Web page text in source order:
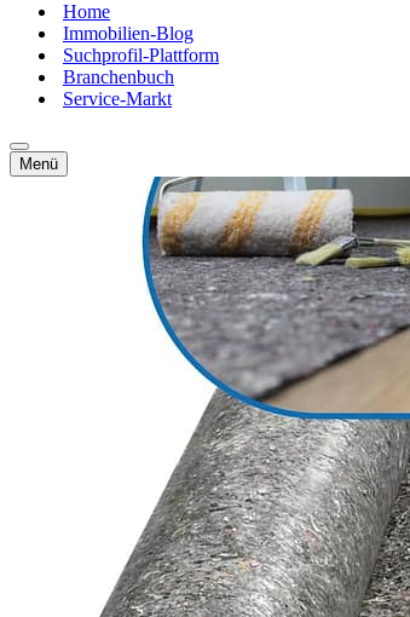
Home
Immobilien-Blog
Suchprofil-Plattform
Branchenbuch
Service-Markt
Navigationsmenü
Menü
Navigationsmenü